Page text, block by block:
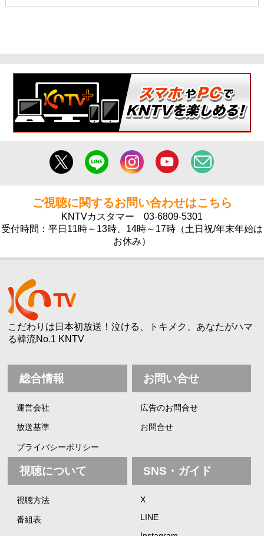
ご視聴に関するお問い合わせはこちら
KNTVカスタマー 03-6809-5301
受付時間：平日11時～13時、14時～17時（土日祝/年末年始は
お休み）
こだわりは日本初放送！泣ける、トキメク、あなたがハマ
る韓流No.1 KNTV
総合情報
運営会社
放送基準
プライバシーポリシー
お問い合せ
広告のお問合せ
お問合せ
視聴について
視聴方法
番組表
SNS・ガイド
X
LINE